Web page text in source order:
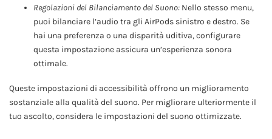
Regolazioni del Bilanciamento del Suono: Nello stesso menu,
puoi bilanciare l’audio tra gli AirPods sinistro e destro. Se
hai una preferenza o una disparità uditiva, configurare
questa impostazione assicura un’esperienza sonora
ottimale.
Queste impostazioni di accessibilità offrono un miglioramento
sostanziale alla qualità del suono. Per migliorare ulteriormente il
tuo ascolto, considera le impostazioni del suono ottimizzate.